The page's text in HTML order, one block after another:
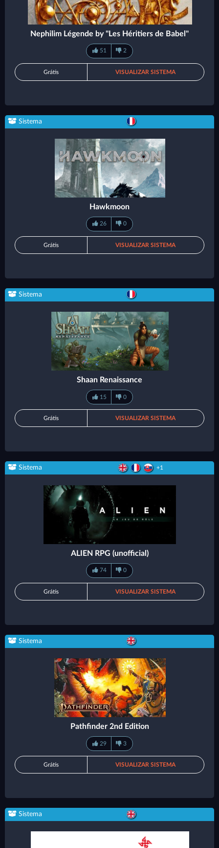
Nephilim Légende by "Les Héritiers de Babel"
51 2
Grátis VISUALIZAR SISTEMA
Sistema
Hawkmoon
26 0
Grátis VISUALIZAR SISTEMA
Sistema
Shaan Renaissance
15 0
Grátis VISUALIZAR SISTEMA
Sistema +1
ALIEN RPG (unofficial)
74 0
Grátis VISUALIZAR SISTEMA
Sistema
Pathfinder 2nd Edition
29 3
Grátis VISUALIZAR SISTEMA
Sistema